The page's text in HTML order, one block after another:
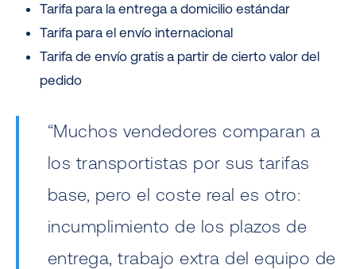
Tarifa para la entrega a domicilio estándar
Tarifa para el envío internacional
Tarifa de envío gratis a partir de cierto valor del
pedido
“Muchos vendedores comparan a
los transportistas por sus tarifas
base, pero el coste real es otro:
incumplimiento de los plazos de
entrega, trabajo extra del equipo de